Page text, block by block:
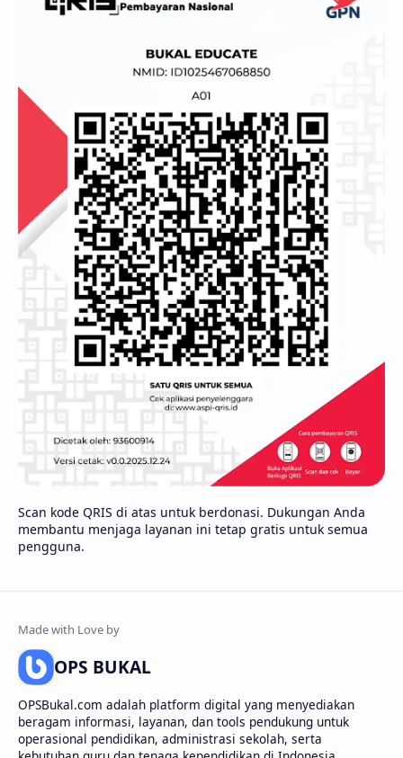
Scan kode QRIS di atas untuk berdonasi. Dukungan Anda
membantu menjaga layanan ini tetap gratis untuk semua
pengguna.
OPS BUKAL
OPSBukal.com adalah platform digital yang menyediakan
beragam informasi, layanan, dan tools pendukung untuk
operasional pendidikan, administrasi sekolah, serta